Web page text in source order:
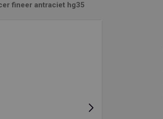
fineer antraciet hg35